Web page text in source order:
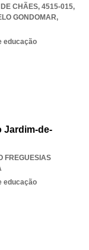
CHÃES, 4515-015,
GONDOMAR,
educação
Jardim-de-
FREGUESIAS
educação